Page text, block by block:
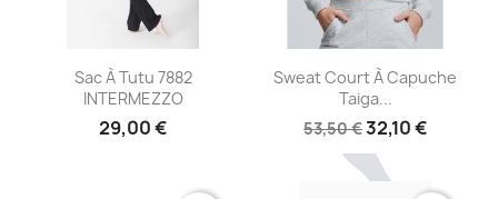
Aperçu rapide
Sac À Tutu 7882
INTERMEZZO
29,00 €
Aperçu rapide
Sweat Court À Capuche
Taiga...
53,50 €32,10 €